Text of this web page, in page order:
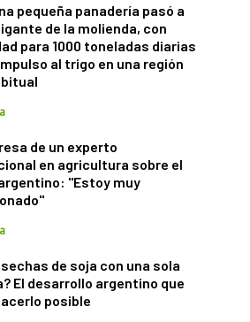
pequeña panadería pasó a
de la molienda, con
para 1000 toneladas diarias
al trigo en una región
de un experto
en agricultura sobre el
"Estoy muy
de soja con una sola
El desarrollo argentino que
posible